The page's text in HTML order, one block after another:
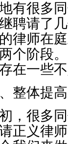
有很多
聘请了
律师在
个阶段
在一些
整体提
，很多
正义律